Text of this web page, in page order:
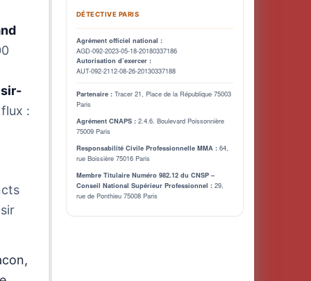
:
DÉTECTIVE PARIS
Agrément officiel national :
AGD-092-2023-05-18-20180337186
Autorisation d’exercer :
AUT-092-2112-08-26-20130337188
Partenaire :Tracer 21, Place de la République 75003
Paris
Agrément CNAPS :2.4.6. Boulevard Poissonnière
75009 Paris
Responsabilité Civile Professionnelle MMA :64,
rue Boissière 75016 Paris
Membre Titulaire Numéro 982.12 du CNSP –
Conseil National Supérieur Professionnel :29,
rue de Ponthieu 75008 Paris